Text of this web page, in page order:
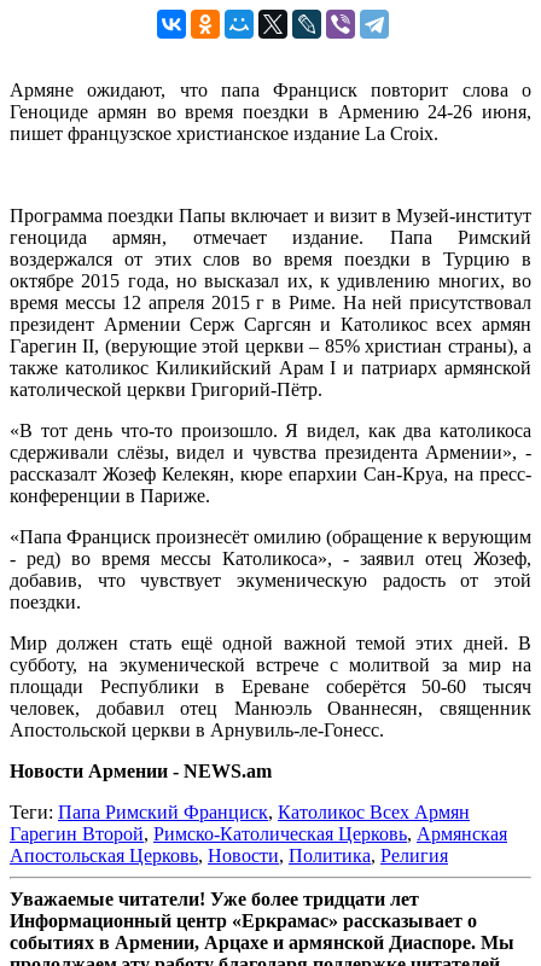
Армяне ожидают, что папа Франциск повторит слова о
Геноциде армян во время поездки в Армению 24-26 июня,
пишет французское христианское издание La Croix.
Программа поездки Папы включает и визит в Музей-институт
геноцида армян, отмечает издание. Папа Римский
воздержался от этих слов во время поездки в Турцию в
октябре 2015 года, но высказал их, к удивлению многих, во
время мессы 12 апреля 2015 г в Риме. На ней присутствовал
президент Армении Серж Саргсян и Католикос всех армян
Гарегин II, (верующие этой церкви – 85% христиан страны), а
также католикос Киликийский Арам I и патриарх армянской
католической церкви Григорий-Пётр.
«В тот день что-то произошло. Я видел, как два католикоса
сдерживали слёзы, видел и чувства президента Армении», -
рассказалт Жозеф Келекян, кюре епархии Сан-Круа, на пресс-
конференции в Париже.
«Папа Франциск произнесёт омилию (обращение к верующим
- ред) во время мессы Католикоса», - заявил отец Жозеф,
добавив, что чувствует экуменическую радость от этой
поездки.
Мир должен стать ещё одной важной темой этих дней. В
субботу, на экуменической встрече с молитвой за мир на
площади Республики в Ереване соберётся 50-60 тысяч
человек, добавил отец Манюэль Ованнесян, священник
Апостольской церкви в Арнувиль-ле-Гонесс.
Новости Армении - NEWS.am
Теги: Папа Римский Франциск, Католикос Всех Армян
Гарегин Второй, Римско-Католическая Церковь, Армянская
Апостольская Церковь, Новости, Политика, Религия
Уважаемые читатели! Уже более тридцати лет
Информационный центр «Еркрамас» рассказывает о
событиях в Армении, Арцахе и армянской Диаспоре. Мы